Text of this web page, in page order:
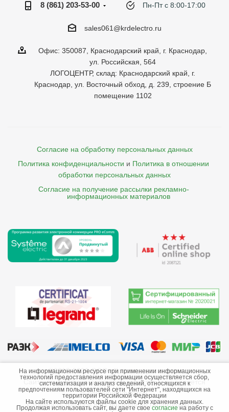
8 (861) 203-53-00 Пн-Пт с 8:00-17:00
sales061@krdelectro.ru
Офис: 350087, Краснодарский край, г. Краснодар,
ул. Российская, 564
ЛОГОЦЕНТР, склад: Краснодарский край, г.
Краснодар, ул. Восточный обход, д. 239, строение Б
помещение 1102
Согласие на обработку персональных данных
Политика конфиденциальности и Политика в отношении
обработки персональных данных
Согласие на получение рассылки рекламно-
    информационных материалов
©2013-2026 ООО «Краснодарэлектро»
Сайт носит информационный характер и не является
публичной офертой.
Стоимость товаров и их наличие не гарантируются.
На информационном ресурсе при применении информационных
технологий предоставления информации осуществляется сбор,
систематизация и анализ сведений, относящихся к
предпочтениям пользователей сети "Интернет", находящихся на
территории Российской Федерации
На сайте используются файлы cookie для хранения данных.
Продолжая использовать сайт, вы даете свое согласие на работу с